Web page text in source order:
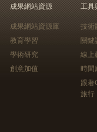
成果網站資源
成果網站資源庫
教育學習
學術研究
創意加值
工具
技術
關鍵
線上
時間
跟
旅行